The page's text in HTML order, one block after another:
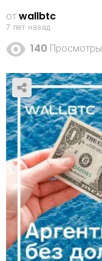
отwallbtc
7 лет назад
140 Просмотры